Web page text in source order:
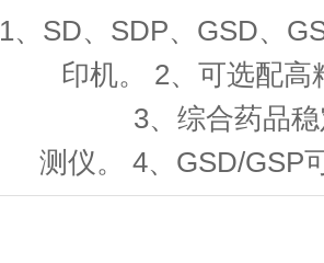
1、SD、SDP、GSD、
印机。 2、可选配高
3、综合药品稳定
测仪。 4、GSD/GSP